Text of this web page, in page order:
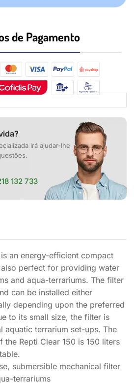
de Pagamento​
irá ajudar-lhe
132 733
an energy-efficient compact
perfect for providing water
and aqua-terrariums. The filter
can be installed either
depending upon the preferred
to its small size, the filter is
aquatic terrarium set-ups. The
Repti Clear 150 is 150 liters
submersible mechanical filter
terrariums